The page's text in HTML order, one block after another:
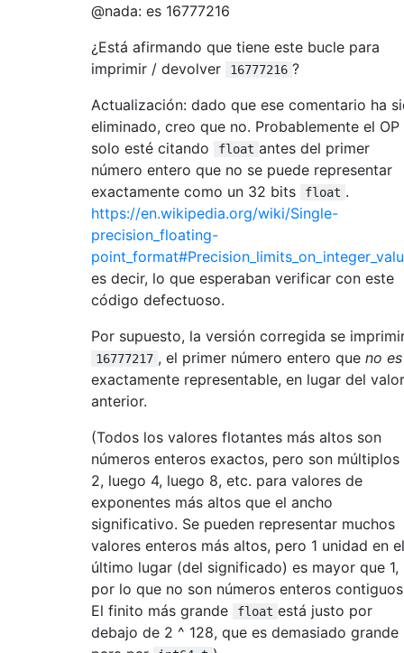
@nada: es 16777216
¿Está afirmando que tiene este bucle para
imprimir / devolver
16777216 ?
Actualización: dado que ese comentario ha
eliminado, creo que no. Probablemente el OP
solo esté citando
float antes del primer
número entero que no se puede representar
exactamente como un 32 bits
float .
https://en.wikipedia.org/wiki/Single-
precision_floating-
es decir, lo que esperaban verificar con este
código defectuoso.
Por supuesto, la versión corregida se
16777217 , el primer número entero que no es
exactamente representable, en lugar del valor
anterior.
(Todos los valores flotantes más altos son
números enteros exactos, pero son múltiplos
2, luego 4, luego 8, etc. para valores de
exponentes más altos que el ancho
significativo. Se pueden representar muchos
valores enteros más altos, pero 1 unidad en el
último lugar (del significado) es mayor que 1,
por lo que no son números enteros
El finito más grande
float está justo por
debajo de 2 ^ 128, que es demasiado grande